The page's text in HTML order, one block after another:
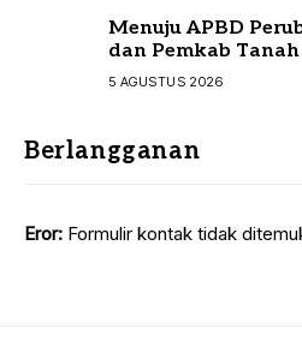
Menuju APBD
dan Pemkab
Sepakati KUA-PPAS
5 AGUSTUS 2026
Berlangganan
Eror: Formulir kontak tidak